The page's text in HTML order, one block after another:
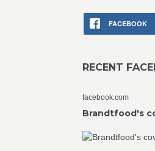
FACEBOOK
RECENT
facebook.com
Brandtfood's